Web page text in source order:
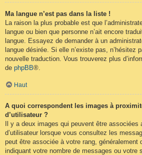
Ma langue n’est pas dans la liste !
La raison la plus probable est que
langue ou bien que personne n’ait encore
langue. Essayez de demander à un
langue désirée. Si elle n’existe pas, n’hésitez
nouvelle traduction. Vous trouverez plus
de phpBB®.
Haut
A quoi correspondent les images à
d’utilisateur ?
Il y a deux images qui peuvent être associées
d’utilisateur lorsque vous consultez les
peut être associée à votre rang, généralement
indiquant votre nombre de messages ou votre